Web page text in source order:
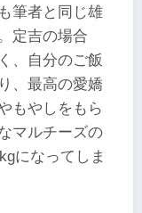
筆者と同じ雄
定吉の場合
、自分のご飯
、最高の愛嬌
もやしをもら
マルチーズの
になってしま